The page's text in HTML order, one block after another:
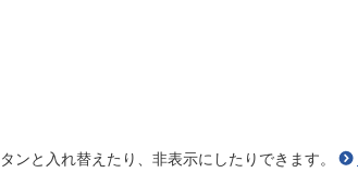
ンと入れ替えたり、非表示にしたりできます。